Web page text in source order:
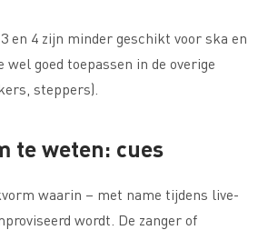
en 4 zijn minder geschikt voor ska en
wel goed toepassen in de overige
steppers).
te weten: cues
waarin – met name tijdens live-
wordt. De zanger of